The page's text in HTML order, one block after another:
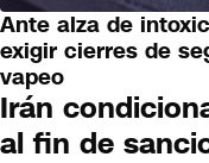
PAÍS
Ante alza de
exigir cierres de
vapeo
Irán
al fin de